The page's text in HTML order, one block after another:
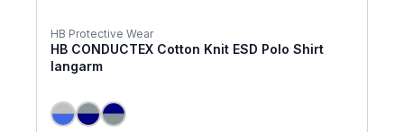
HB Protective Wear
HB CONDUCTEX Cotton Knit ESD Polo Shirt
langarm